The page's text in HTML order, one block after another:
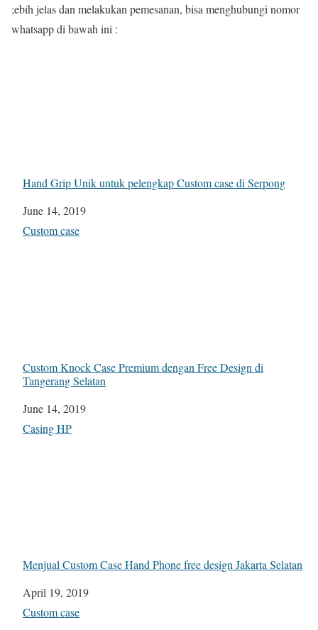
;ebih jelas dan melakukan pemesanan, bisa menghubungi nomor
whatsapp di bawah ini :
Hand Grip Unik untuk pelengkap Custom case di Serpong
Date
June 14, 2019
In relation to
Custom case
Custom Knock Case Premium dengan Free Design di
Tangerang Selatan
Date
June 14, 2019
In relation to
Casing HP
Menjual Custom Case Hand Phone free design Jakarta Selatan
Date
April 19, 2019
In relation to
Custom case